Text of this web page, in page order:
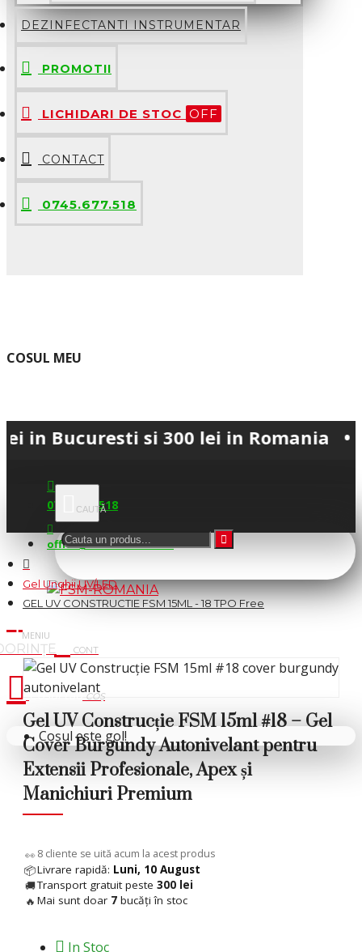
DEZINFECTANTI INSTRUMENTAR
PROMOTII
LICHIDARI DE STOC OFF
CONTACT
0745.677.518
COSUL MEU
si 300 lei in Romania • 💳
0745.677.518
office@fsm-romania.ro
Cosul tau
Coșul este gol!
Gel Unghii UV/LED
GEL UV CONSTRUCTIE FSM 15ML - 18 TPO Free
Gel UV Construcție FSM 15ml #18 – Gel
Cover Burgundy Autonivelant pentru
Extensii Profesionale, Apex și
Manichiuri Premium
👀 10cliente se uită acum la acest produs
📦Livrare rapidă: Luni, 10 August
🚚Transport gratuit peste 300 lei
🔥 Mai sunt doar 7 bucăți în stoc
In Stoc